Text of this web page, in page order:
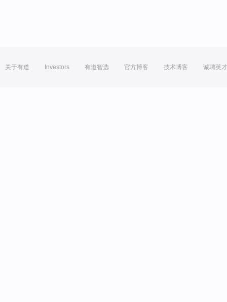
关于有道 Investors 有道智选 官方博客 技术博客 诚聘英才